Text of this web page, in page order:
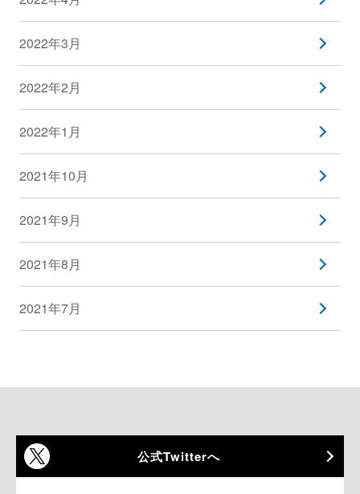
2022年3月
2022年2月
2022年1月
2021年10月
2021年9月
2021年8月
2021年7月
公式Twitterへ